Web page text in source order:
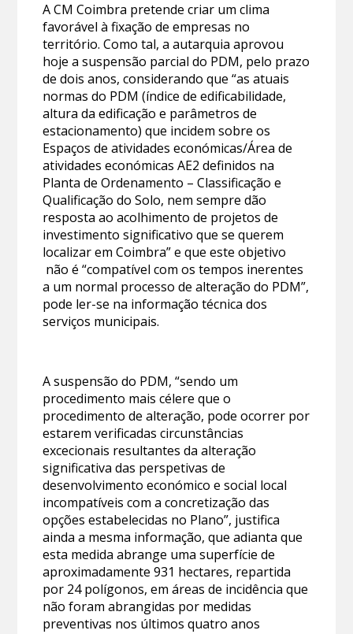
A CM Coimbra pretende criar um clima
favorável à fixação de empresas no
território. Como tal, a autarquia aprovou
hoje a suspensão parcial do PDM, pelo prazo
de dois anos, considerando que “as atuais
normas do PDM (índice de edificabilidade,
altura da edificação e parâmetros de
estacionamento) que incidem sobre os
Espaços de atividades económicas/Área de
atividades económicas AE2 definidos na
Planta de Ordenamento – Classificação e
Qualificação do Solo, nem sempre dão
resposta ao acolhimento de projetos de
investimento significativo que se querem
localizar em Coimbra” e que este objetivo
não é “compatível com os tempos inerentes
a um normal processo de alteração do PDM”,
pode ler-se na informação técnica dos
serviços municipais.
A suspensão do PDM, “sendo um
procedimento mais célere que o
procedimento de alteração, pode ocorrer por
estarem verificadas circunstâncias
excecionais resultantes da alteração
significativa das perspetivas de
desenvolvimento económico e social local
incompatíveis com a concretização das
opções estabelecidas no Plano”, justifica
ainda a mesma informação, que adianta que
esta medida abrange uma superfície de
aproximadamente 931 hectares, repartida
por 24 polígonos, em áreas de incidência que
não foram abrangidas por medidas
preventivas nos últimos quatro anos